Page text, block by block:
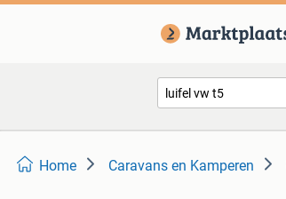
Home Caravans en Kamperen